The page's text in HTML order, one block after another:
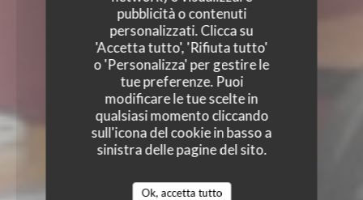
pubblicità o contenuti
personalizzati. Clicca su
'Accetta tutto', 'Rifiuta tutto'
o 'Personalizza' per gestire le
tue preferenze. Puoi
modificare le tue scelte in
qualsiasi momento cliccando
sull'icona del cookie in basso a
sinistra delle pagine del sito.
Ok, accetta tutto